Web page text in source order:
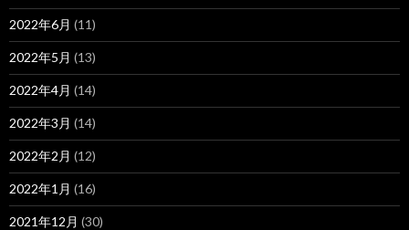
2022年6月 (11)
2022年5月 (13)
2022年4月 (14)
2022年3月 (14)
2022年2月 (12)
2022年1月 (16)
2021年12月 (30)